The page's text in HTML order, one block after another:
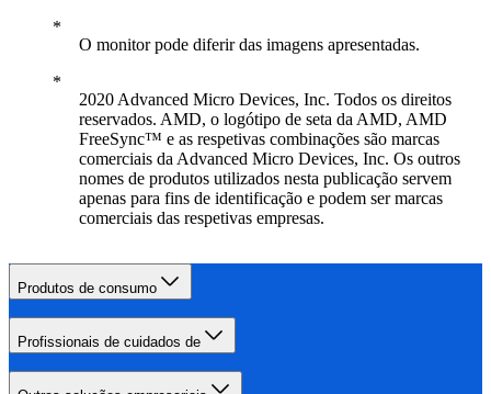
O monitor pode diferir das imagens apresentadas.
2020 Advanced Micro Devices, Inc. Todos os direitos
reservados. AMD, o logótipo de seta da AMD, AMD
FreeSync™ e as respetivas combinações são marcas
comerciais da Advanced Micro Devices, Inc. Os outros
nomes de produtos utilizados nesta publicação servem
apenas para fins de identificação e podem ser marcas
comerciais das respetivas empresas.
Produtos de consumo
Profissionais de cuidados de